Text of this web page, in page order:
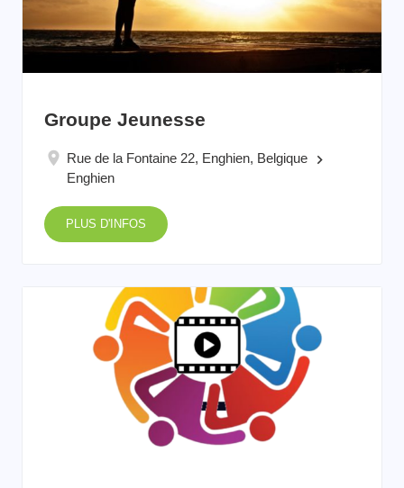
Groupe Jeunesse
Rue de la Fontaine 22, Enghien, Belgique keyboard_arrow_right
Enghien
PLUS D'INFOS